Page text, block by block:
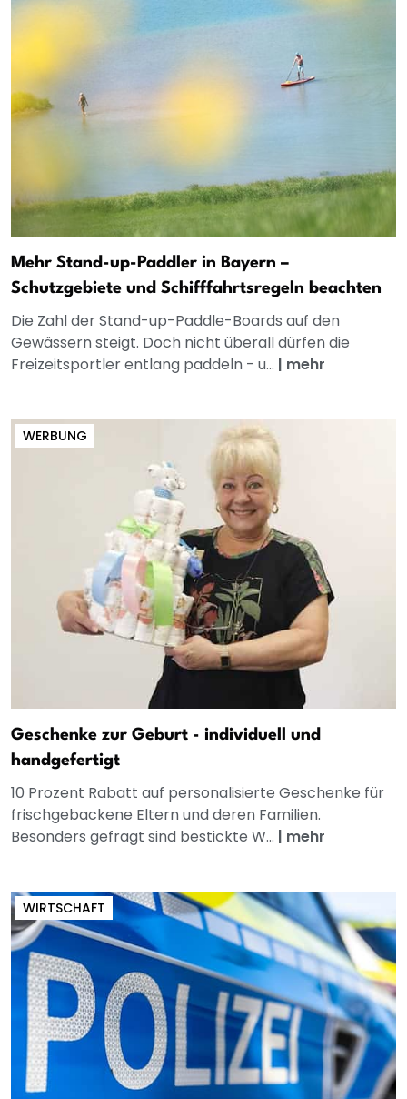
Mehr Stand-up-Paddler in Bayern –
Schutzgebiete und Schifffahrtsregeln beachten
Die Zahl der Stand-up-Paddle-Boards auf den
Gewässern steigt. Doch nicht überall dürfen die
Freizeitsportler entlang paddeln - u... | mehr
WERBUNG
Geschenke zur Geburt - individuell und
handgefertigt
10 Prozent Rabatt auf personalisierte Geschenke für
frischgebackene Eltern und deren Familien.
Besonders gefragt sind bestickte W... | mehr
WIRTSCHAFT